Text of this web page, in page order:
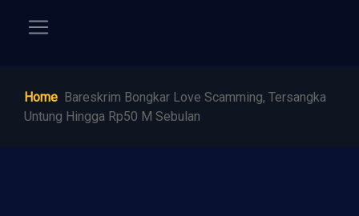
Home Bareskrim Bongkar Love Scamming, Tersangka
Untung Hingga Rp50 M Sebulan